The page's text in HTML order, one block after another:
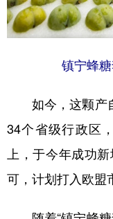
镇宁蜂
如今，这颗产自
34个省级行政区
上，于今年成功
可，计划打入欧盟